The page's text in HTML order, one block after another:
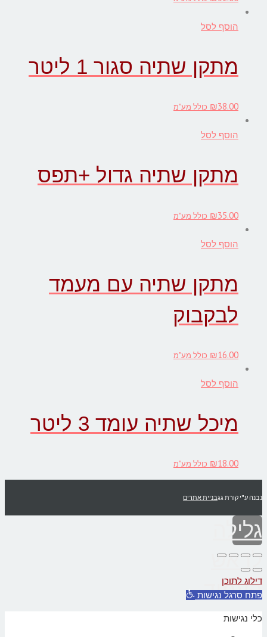
הוסף לסל
מתקן שתיה סגור 1 ליטר
₪38.00 כולל מע"מ
הוסף לסל
מתקן שתיה גדול +תפס
₪35.00 כולל מע"מ
הוסף לסל
מתקן שתיה עם מעמד
לבקבוק
₪16.00 כולל מע"מ
הוסף לסל
מיכל שתיה עומד 3 ליטר
₪18.00 כולל מע"מ
נבנה ע"י קורת גגבניית אתרים
גלילה
לראש
העמוד
דילוג לתוכן
פתח סרגל נגישות
כלי נגישות